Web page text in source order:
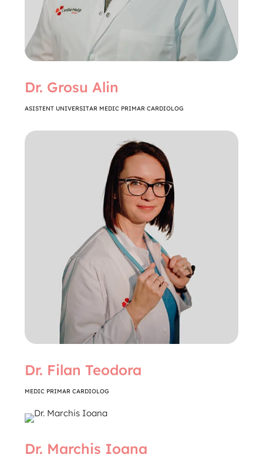
Dr. Grosu Alin
ASISTENT UNIVERSITAR MEDIC PRIMAR CARDIOLOG
Dr. Filan Teodora
MEDIC PRIMAR CARDIOLOG
Dr. Marchis Ioana